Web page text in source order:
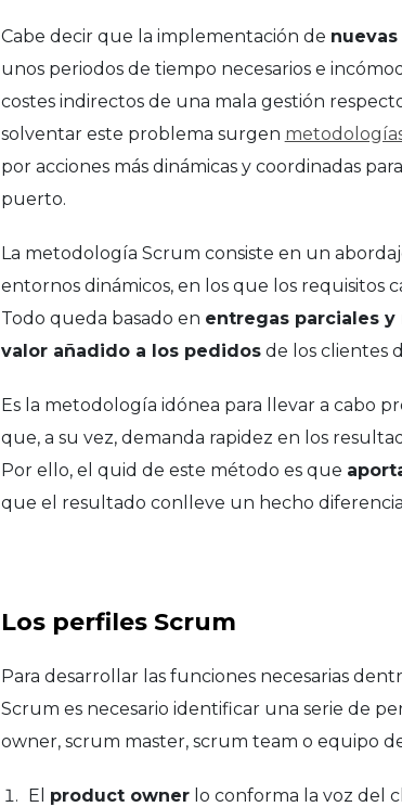
Cabe decir que la implementación de
unos periodos de tiempo necesarios e
costes indirectos de una mala gestión
solventar este problema surgen
por acciones más dinámicas y coordinadas
puerto.
La metodología Scrum consiste en un
entornos dinámicos, en los que los
Todo queda basado en entregas parciales
valor añadido a los pedidosde los clientes
Es la metodología idónea para llevar a cabo
que, a su vez, demanda rapidez en los
Por ello, el quid de este método es que
que el resultado conlleve un hecho
Los perfiles Scrum
Para desarrollar las funciones necesarias
Scrum es necesario identificar una serie de
owner, scrum master, scrum team o equipo
El product ownerlo conforma la voz del